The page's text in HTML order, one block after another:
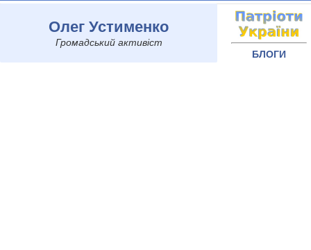
Олег Устименко
Громадський активіст
БЛОГИ